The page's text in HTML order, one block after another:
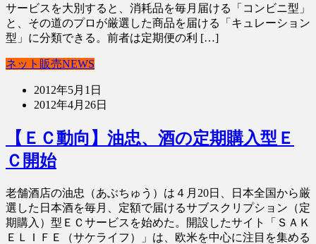
サービスを大別すると、消耗品を毎月届ける「コンビニ型」
と、その道のプロが厳選した商品を届ける「キュレーション
型」に分類できる。前者は定期便の利 […]
ネット販売NEWS
2012年5月1日
2012年4月26日
【ＥＣ動向】油忠、酒の定期購入型Ｅ
Ｃ開始
老舗酒店の油忠（あぶちゅう）は４月20日、日本全国から厳
選した日本酒を毎月、定額で届けるサブスクリプション（定
期購入）型ＥＣサービスを始めた。開設したサイト「ＳＡＫ
ＥＬＩＦＥ（サケライフ）」は、欧米を中心に注目を集める